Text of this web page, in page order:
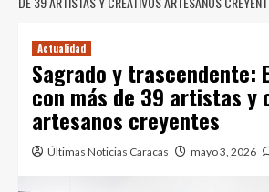
Actualidad
Sagrado y trascendente:
con más de 39 artistas y
artesanos creyentes
Últimas Noticias Caracas mayo 3, 2026